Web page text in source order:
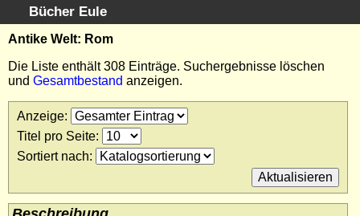
Bücher Eule
Schnellsuche
Startseite
Erweiterte Suche
Kundenservice
Kontakt
Kategorien
Kataloge
Antike Welt: Rom
Die Liste enthält 308 Einträge. Suchergebnisse löschen
und Gesamtbestand anzeigen.
Anzeige:
Titel pro Seite:
Sortiert nach: